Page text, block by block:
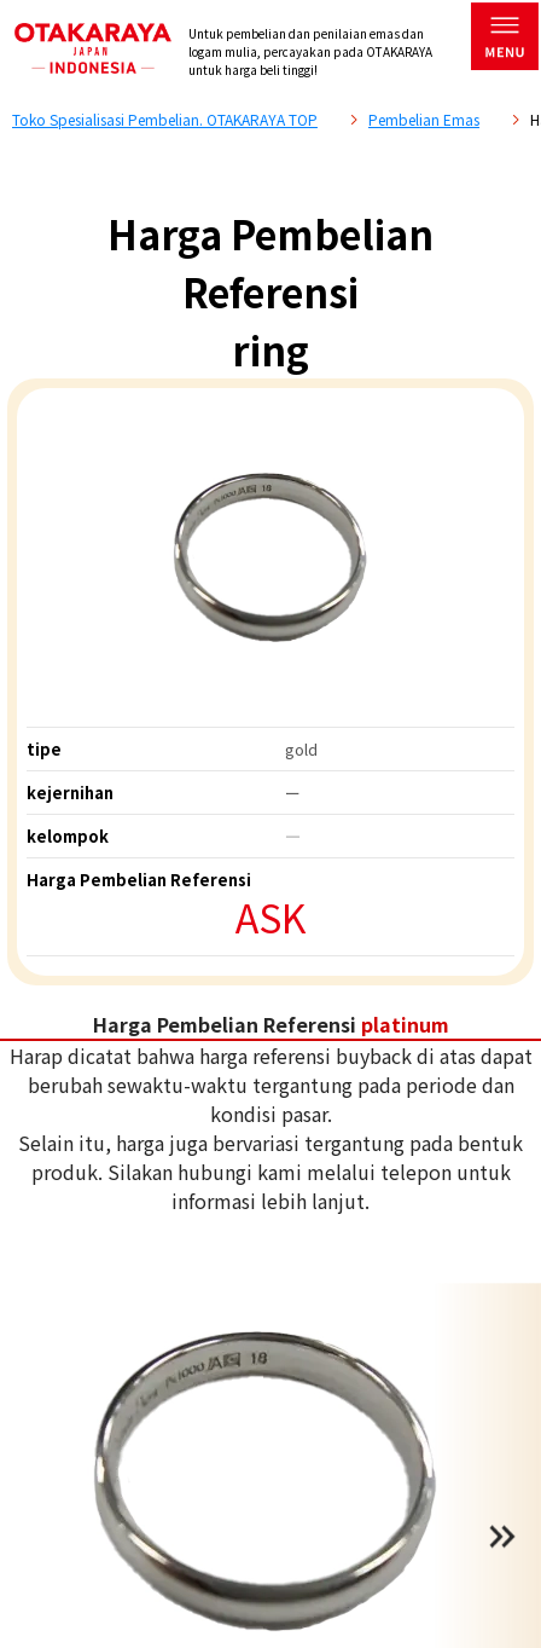
Untuk pembelian dan penilaian emas dan
logam mulia, percayakan pada OTAKARAYA
untuk harga beli tinggi!
Toko Spesialisasi Pembelian. OTAKARAYA TOP Pembelian Emas
Harga Pembelian
Referensi
ring
tipe
gold
kejernihan
ー
kelompok
―
Harga Pembelian Referensi
ASK
Harga Pembelian Referensi platinum
Harap dicatat bahwa harga referensi buyback di atas dapat
berubah sewaktu-waktu tergantung pada periode dan
kondisi pasar.
Selain itu, harga juga bervariasi tergantung pada bentuk
produk. Silakan hubungi kami melalui telepon untuk
informasi lebih lanjut.